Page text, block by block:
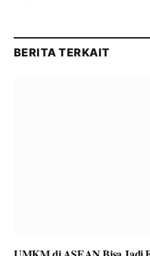
BERITA TERKAIT